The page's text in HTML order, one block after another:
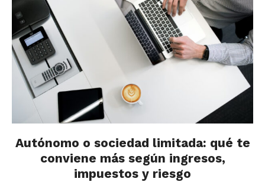
Autónomo o sociedad limitada: qué te
conviene más según ingresos,
impuestos y riesgo